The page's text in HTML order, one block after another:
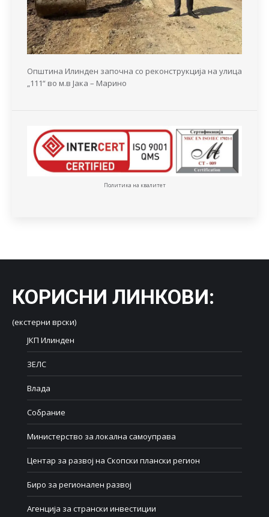
Општина Илинден започна со реконструкција на улица
„111“ во м.в Јака – Марино
Политика на квалитет
КОРИСНИ ЛИНКОВИ:
(екстерни врски)
ЈКП Илинден
ЗЕЛС
Влада
Собрание
Министерство за локална самоуправа
Центар за развој на Скопски плански регион
Биро за регионален развој
Агенција за странски инвестиции